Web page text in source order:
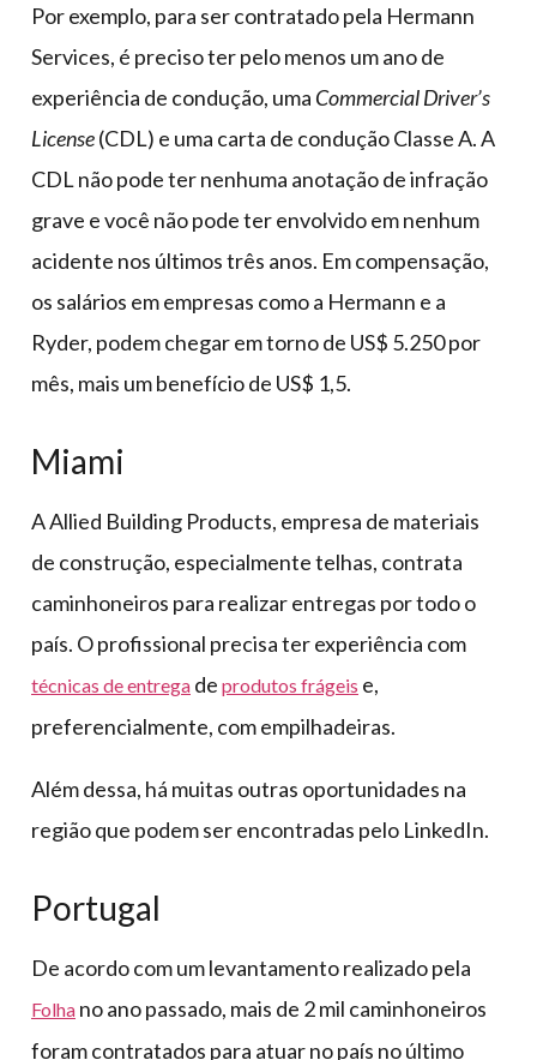
Por exemplo, para ser contratado pela Hermann
Services, é preciso ter pelo menos um ano de
experiência de condução, uma Commercial Driver’s
License(CDL) e uma carta de condução Classe A. A
CDL não pode ter nenhuma anotação de infração
grave e você não pode ter envolvido em nenhum
acidente nos últimos três anos. Em compensação,
os salários em empresas como a Hermann e a
Ryder, podem chegar em torno de US$ 5.250 por
mês, mais um benefício de US$ 1,5.
Miami
A Allied Building Products, empresa de materiais
de construção, especialmente telhas, contrata
caminhoneiros para realizar entregas por todo o
país. O profissional precisa ter experiência com
técnicas de entrega de produtos frágeis e,
preferencialmente, com empilhadeiras.
Além dessa, há muitas outras oportunidades na
região que podem ser encontradas pelo LinkedIn.
Portugal
De acordo com um levantamento realizado pela
Folha no ano passado, mais de 2 mil caminhoneiros
foram contratados para atuar no país no último